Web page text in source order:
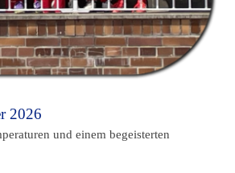
2026
und einem begeisterten